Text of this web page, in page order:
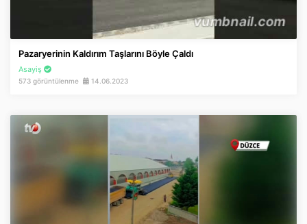
Pazaryerinin Kaldırım Taşlarını Böyle Çaldı
Asayiş
573 görüntülenme 14.06.2023